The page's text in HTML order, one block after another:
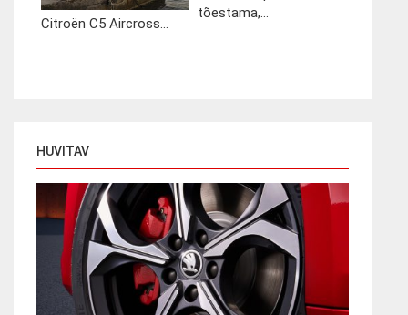
Citroën C5 Aircross...
tõestama,...
HUVITAV